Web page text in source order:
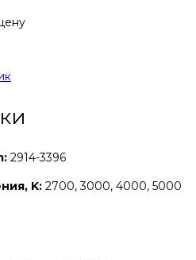
2914-3396
K: 2700, 3000, 4000, 5000